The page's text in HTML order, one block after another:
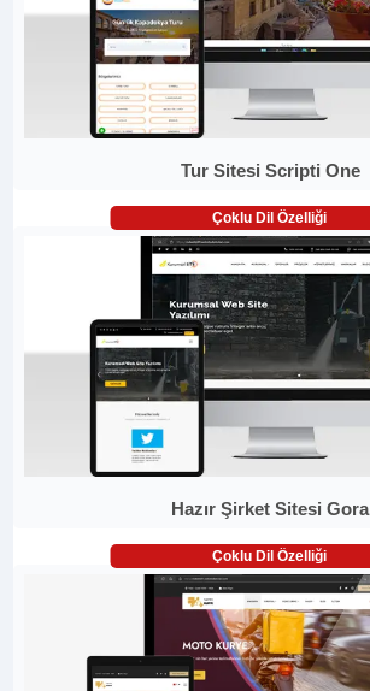
Tur Sitesi Scripti One
Çoklu Dil Özelliği
Hazır Şirket Sitesi Gora
Çoklu Dil Özelliği